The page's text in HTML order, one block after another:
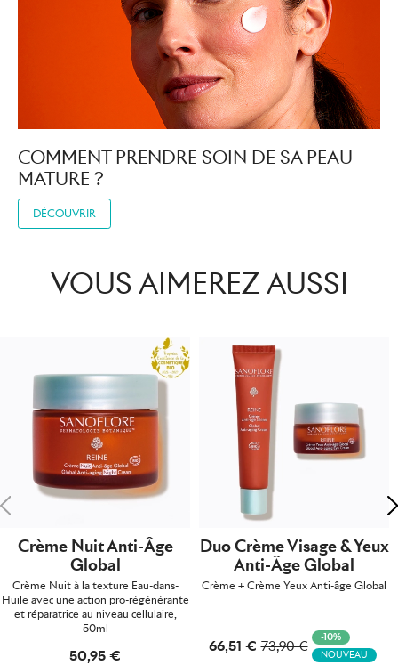
COMMENT PRENDRE SOIN DE SA PEAU
MATURE ?
DÉCOUVRIR
VOUS AIMEREZ AUSSI
Précédent
Crème Nuit Anti-Âge
Global
Crème Nuit à la texture Eau-dans-
Huile avec une action pro-régénérante
et réparatrice au niveau cellulaire,
50ml
50,95 €
Duo Crème Visage & Yeux
Anti-Âge Global
Crème + Crème Yeux Anti-âge Global
66,51 € 73,90 €
-10%
NOUVEAU